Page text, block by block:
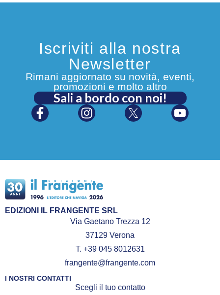
Iscriviti alla nostra
Newsletter
Rimani aggiornato su novità, eventi,
promozioni e molto altro
Sali a bordo con noi!
EDIZIONI IL FRANGENTE SRL
Via Gaetano Trezza 12
37129 Verona
T. +39 045 8012631
frangente@frangente.com
I NOSTRI CONTATTI
Scegli il tuo contatto